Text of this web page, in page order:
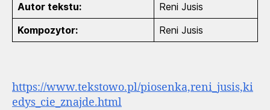
Autor tekstu:
Reni Jusis
Kompozytor:
Reni Jusis
https://www.tekstowo.pl/piosenka,reni_jusis,ki
edys_cie_znajde.html